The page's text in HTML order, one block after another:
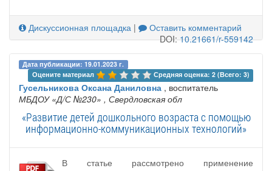
Дискуссионная площадка |
Оставить комментарий
DOI:10.21661/r-559142
Дата публикации: 19.01.2023 г.
Оцените материал
Средняя оценка: 2 (Всего: 3)
Гусельникова Оксана Даниловна , воспитатель
МБДОУ «Д/С №230» , Свердловская обл
«Развитие детей дошкольного возраста с помощью
информационно-коммуникационных технологий»
В статье рассмотрено применение